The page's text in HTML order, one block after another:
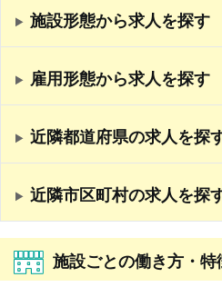
施設形態から求人を探す
雇用形態から求人を探す
近隣都道府県の求人を探
近隣市区町村の求人を探
施設ごとの働き方・特